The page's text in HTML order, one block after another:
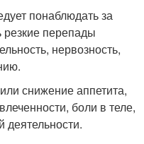
понаблюдать за
резкие перепады
нервозность,
снижение аппетита,
боли в теле,
деятельности.